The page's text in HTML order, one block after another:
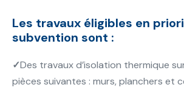
Les travaux éligibles en
subvention sont :
✓Des travaux d’isolation thermique
pièces suivantes : murs, planchers et